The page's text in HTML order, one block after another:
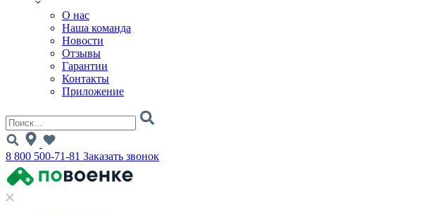
О нас
Наша команда
Новости
Отзывы
Гарантии
Контакты
Приложение
8 800 500-71-81 Заказать звонок